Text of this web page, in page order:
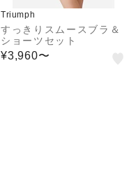
Triumph
すっきりスムースブラ＆
ショーツセット
¥3,960〜